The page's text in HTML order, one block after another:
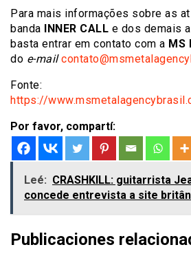
Para mais informações sobre as
banda INNER CALL e dos demais
basta entrar em contato com a MS
do e-mail
Fonte:
https://
Por favor, compartí:
Leé: CRASHKILL: guitarrista
concede entrevista a site
Publicaciones